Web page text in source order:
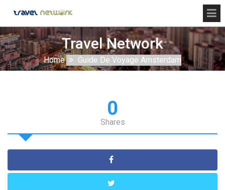
Travel Network
Home Guide De Voyage Amsterdam
0
Shares